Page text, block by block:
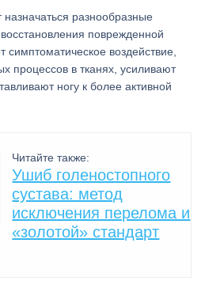
разнообразные
поврежденной
симптоматическое воздействие,
процессов в тканях, усиливают
ногу к более активной
Читайте также:
Ушиб голеностопного
сустава: метод
исключения перелома и
«золотой» стандарт